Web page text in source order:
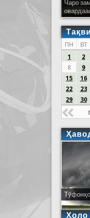
Чаро
ПН ВТ
1
2
8
9
15
16
22
23
29
30
Ҳоло